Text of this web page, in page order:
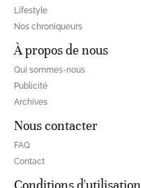
Lifestyle
Nos chroniqueurs
À propos de nous
Qui sommes-nous
Publicité
Archives
Nous contacter
FAQ
Contact
Conditions d'utilisation